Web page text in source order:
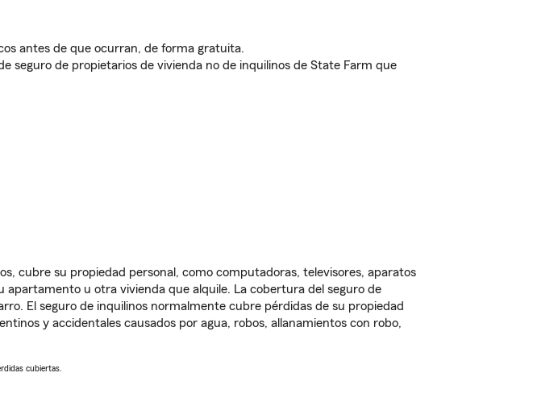
antes de que ocurran, de forma gratuita.
seguro de propietarios de vivienda no de inquilinos de State Farm que
cubre su propiedad personal, como computadoras, televisores, aparatos
u otra vivienda que alquile. La cobertura del seguro de
El seguro de inquilinos normalmente cubre pérdidas de su propiedad
y accidentales causados por agua, robos, allanamientos con robo,
cubiertas.